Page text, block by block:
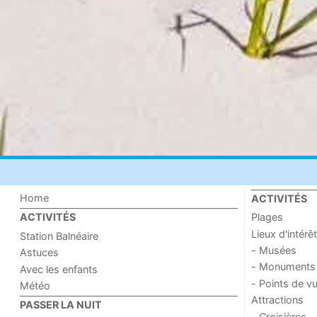
Home
ACTIVITÉS
Station Balnéaire
Astuces
Avec les enfants
Météo
PASSER LA NUIT
ACTIVITÉS
Plages
Lieux d'intérêt
- Musées
- Monuments
- Points de
Attractions